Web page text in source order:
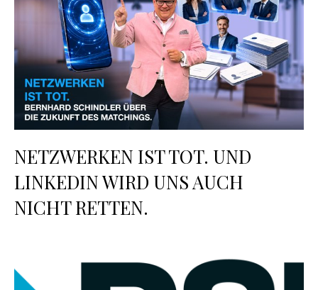
NETZWERKEN IST TOT. UND
LINKEDIN WIRD UNS AUCH
NICHT RETTEN.